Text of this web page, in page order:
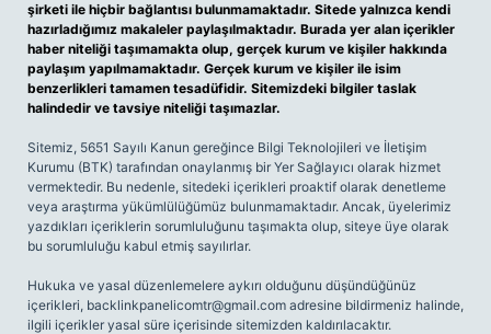
şirketi ile hiçbir bağlantısı bulunmamaktadır. Sitede yalnızca kendi
hazırladığımız makaleler paylaşılmaktadır. Burada yer alan içerikler
haber niteliği taşımamakta olup, gerçek kurum ve kişiler hakkında
paylaşım yapılmamaktadır. Gerçek kurum ve kişiler ile isim
benzerlikleri tamamen tesadüfidir. Sitemizdeki bilgiler taslak
halindedir ve tavsiye niteliği taşımazlar.
Sitemiz, 5651 Sayılı Kanun gereğince Bilgi Teknolojileri ve İletişim
Kurumu (BTK) tarafından onaylanmış bir Yer Sağlayıcı olarak hizmet
vermektedir. Bu nedenle, sitedeki içerikleri proaktif olarak denetleme
veya araştırma yükümlülüğümüz bulunmamaktadır. Ancak, üyelerimiz
yazdıkları içeriklerin sorumluluğunu taşımakta olup, siteye üye olarak
bu sorumluluğu kabul etmiş sayılırlar.
Hukuka ve yasal düzenlemelere aykırı olduğunu düşündüğünüz
içerikleri, backlinkpanelicomtr@gmail.com adresine bildirmeniz halinde,
ilgili içerikler yasal süre içerisinde sitemizden kaldırılacaktır.